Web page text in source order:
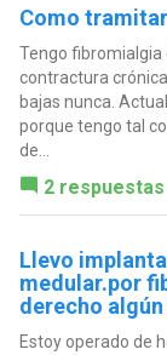
Como
Tengo fibromialgia
contractura
bajas nunca.
porque tengo tal
de...
2 respuestas
Llevo
medular.por
derecho
Estoy operado de